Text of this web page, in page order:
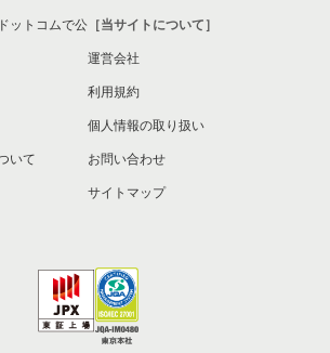
ットコムで公
いて
［当サイトについて］
運営会社
利用規約
個人情報の取り扱い
お問い合わせ
サイトマップ